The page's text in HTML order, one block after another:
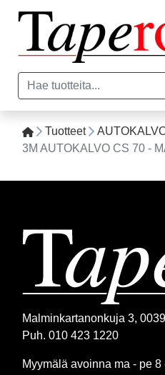
Tuotteet
3M AUTOKALVO CS 70 -
Malminkartanonkuja 3,
Puh. 010 423 1220
Myymälä avoinna ma - pe 8